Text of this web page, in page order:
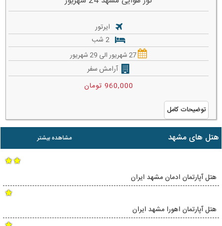
ایرتور
27 شهریور الی 29 شهریور
آرامش سفر
960,000 تومان
توضیحات کامل
مشاهده بیشتر هتل های مشهد
هتل آپارتمان ادمان مشهد ایران
هتل آپارتمان اهورا مشهد ایران